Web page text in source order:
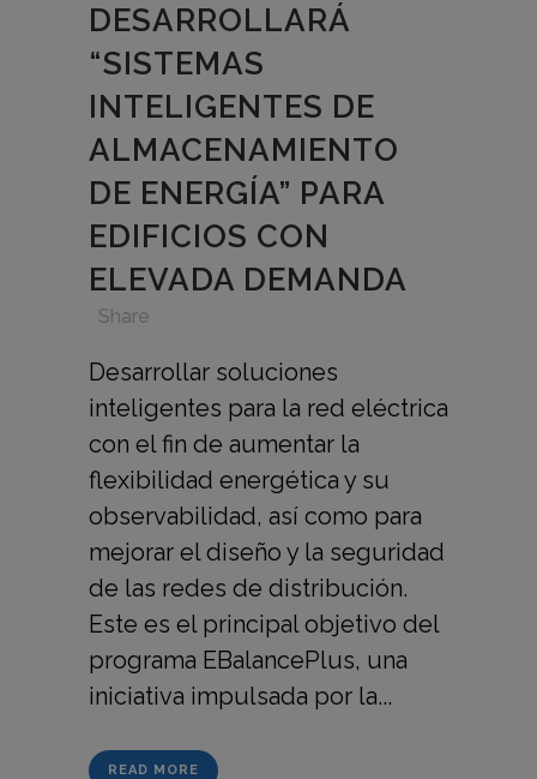
DESARROLLARÁ
“SISTEMAS
INTELIGENTES DE
ALMACENAMIENTO
DE ENERGÍA” PARA
EDIFICIOS CON
ELEVADA DEMANDA
Share
Desarrollar soluciones
inteligentes para la red eléctrica
con el fin de aumentar la
flexibilidad energética y su
observabilidad, así como para
mejorar el diseño y la seguridad
de las redes de distribución.
Este es el principal objetivo del
programa EBalancePlus, una
iniciativa impulsada por la...
READ MORE